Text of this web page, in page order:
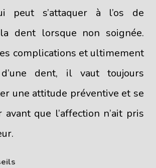
peut s’attaquer à l’os de
dent lorsque non soignée.
complications et ultimement
d’une dent, il vaut toujours
une attitude préventive et se
que l’affection n’ait pris